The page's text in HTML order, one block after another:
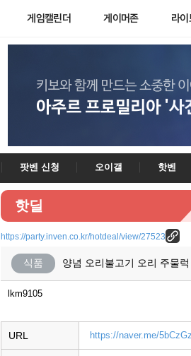
게임캘린더 게이머존 라
팟벤 신청 오이갤 핫벤
핫딜
https://party.inven.co.kr/hotdeal/view/27523
식품 양념 오리불고기 오리 주물
lkm9105
URL https://naver.me/